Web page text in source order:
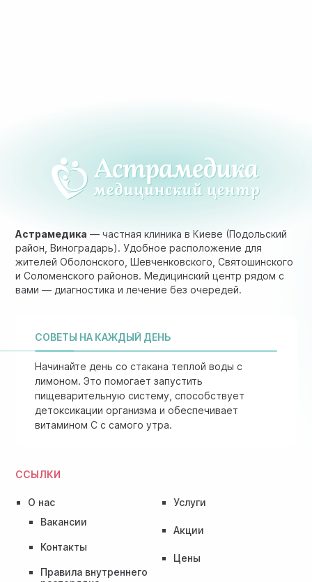
ССЫЛКИ
О нас
Вакансии
Контакты
Правила внутреннего
Услуги
Акции
Цены
Астрамедика — частная клиника в Киеве (Подольский
район, Виноградарь). Удобное расположение для
жителей Оболонского, Шевченковского, Святошинского
и Соломенского районов. Медицинский центр рядом с
вами — диагностика и лечение без очередей.
СОВЕТЫ НА КАЖДЫЙ ДЕНЬ
Начинайте день со стакана теплой воды с
лимоном. Это помогает запустить
пищеварительную систему, способствует
детоксикации организма и обеспечивает
витамином C с самого утра.